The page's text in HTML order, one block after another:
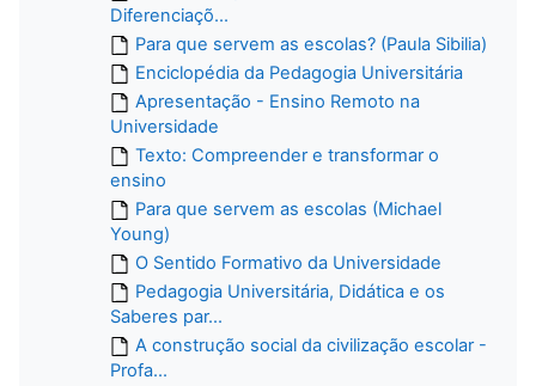
Diferenciaçõ...
Para que servem as escolas? (Paula Sibilia)
Enciclopédia da Pedagogia Universitária
Apresentação - Ensino Remoto na
Universidade
Texto: Compreender e transformar o
ensino
Para que servem as escolas (Michael
Young)
O Sentido Formativo da Universidade
Pedagogia Universitária, Didática e os
Saberes par...
A construção social da civilização escolar -
Profa...